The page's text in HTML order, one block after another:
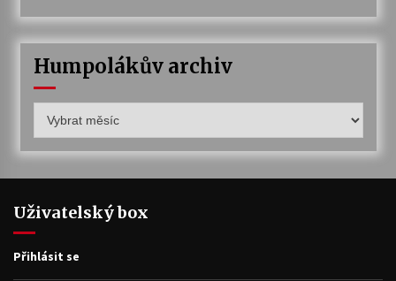
Humpolákův archiv
archiv
Uživatelský box
Přihlásit se